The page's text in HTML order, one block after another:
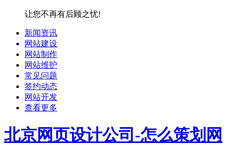
让您不再有后顾之忧!
新闻资讯
网站建设
网站制作
网站维护
常见问题
签约动态
网站开发
查看更多
北京网页设计公司-怎么策划网